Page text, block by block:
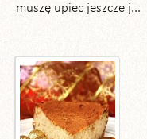
muszę upiec jeszcze j...